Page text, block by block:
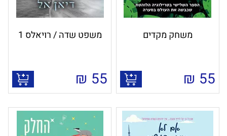
משחק מקדים
55
₪
משפט שדה / רויאלס 1
55
₪